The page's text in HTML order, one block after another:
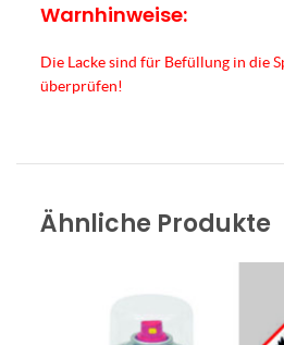
Warnhinweise:
Die Lacke sind für Befüllung in die
überprüfen!
Ähnliche Produkte